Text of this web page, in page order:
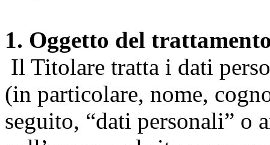
1. Oggetto del
Il Titolare tratta i dati
(in particolare, nome,
seguito, “dati personali” o